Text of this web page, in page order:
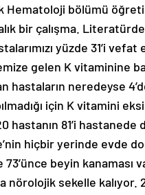
Hematoloji bölümü
bir çalışma.
yüzde 31’i
gelen K vitaminine
hastaların neredeyse
için K vitamini
hastanın 81’i
hiçbir yerinde evde
73’ünce beyin
nörolojik sekelle kalıyor.